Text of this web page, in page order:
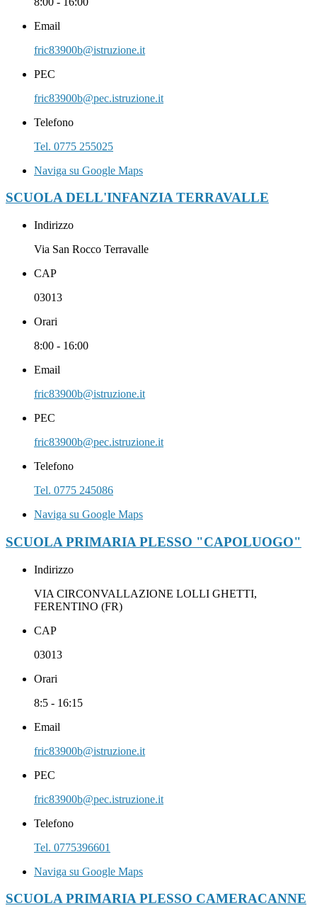
Email
fric83900b@istruzione.it
PEC
fric83900b@pec.istruzione.it
Telefono
Tel. 0775 255025
Naviga su Google Maps
SCUOLA DELL'INFANZIA TERRAVALLE
Indirizzo
Via San Rocco Terravalle
CAP
03013
Orari
8:00 - 16:00
Email
fric83900b@istruzione.it
PEC
fric83900b@pec.istruzione.it
Telefono
Tel. 0775 245086
Naviga su Google Maps
SCUOLA PRIMARIA PLESSO "CAPOLUOGO"
Indirizzo
VIA CIRCONVALLAZIONE LOLLI GHETTI,
FERENTINO (FR)
CAP
03013
Orari
8:5 - 16:15
Email
fric83900b@istruzione.it
PEC
fric83900b@pec.istruzione.it
Telefono
Tel. 0775396601
Naviga su Google Maps
SCUOLA PRIMARIA PLESSO CAMERACANNE